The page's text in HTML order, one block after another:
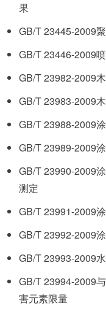
果
GB/T 23445-2009
GB/T 23446-2009
GB/T 23982-2009
GB/T 23983-2009
GB/T 23988-2009
GB/T 23989-2009
GB/T 23990-2009
测定
GB/T 23991-2009
GB/T 23992-2009
GB/T 23993-2009
GB/T 23994-2009
害元素限量